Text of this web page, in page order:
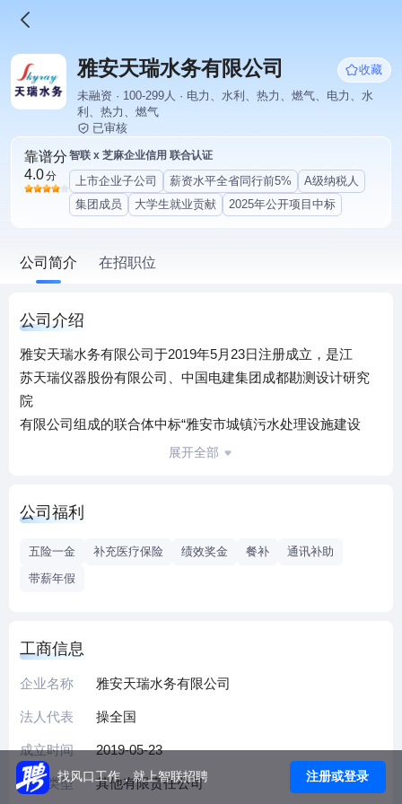
雅安天瑞水务有限公司
收藏
未融资 · 100-299人 · 电力、水利、热力、燃气、电力、水
利、热力、燃气
已审核
靠谱分
4.0分
智联 x 芝麻企业信用 联合认证
上市企业子公司 薪资水平全省同行前5%
A级纳税人
集团成员
大学生就业贡献 2025年公开项目中标
公司简介 在招职位
公司介绍
雅安天瑞水务有限公司于2019年5月23日注册成立，是江
苏天瑞仪器股份有限公司、中国电建集团成都勘测设计研究
院
有限公司组成的联合体中标“雅安市城镇污水处理设施建设
PPP项目”后成立的SPV公司。江苏天瑞仪器股份有限公司
究
及
技术咨询。
雅安市城镇污水处理设施建设PPP项目总投资149354.66
兴县、汉源县、石棉县，包括118个污水处理厂/站及配套污
水管网子项目。公司负责整个项目的投融资、设计、建设和
运营，其中建设期2年，运营期28年。项目建设完成后污水
处理规模累计12.156万m3/d，其中雅安市污水处理厂出水水
展开全部
公司福利
五险一金 补充医疗保险 绩效奖金 餐补
通讯补助
带薪年假
工商信息
企业名称 雅安天瑞水务有限公司
法人代表 操全国
成立时间 2019-05-23
企业类型 其他有限责任公司
找风口工作，就上智联招聘 注册或登录